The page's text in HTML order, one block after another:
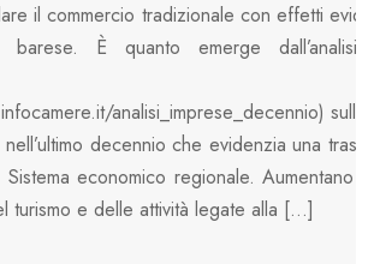
il commercio tradizionale con effetti
barese. È quanto emerge
analisi_imprese_decennio)
decennio che evidenzia una
economico regionale. Aumentano
turismo e delle attività legate alla […]